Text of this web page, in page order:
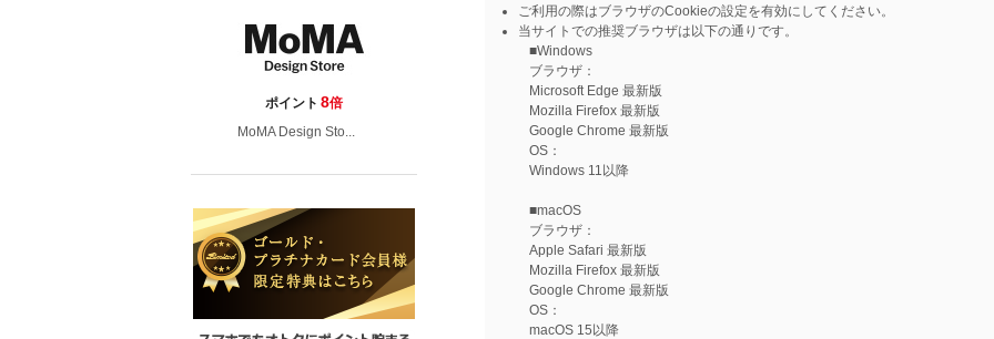
ポイント 8倍
MoMA Design Sto...
ご利用の際はブラウザのCookieの設定を有効にしてください。
当サイトでの推奨ブラウザは以下の通りです。
■Windows
ブラウザ：
Microsoft Edge 最新版
Mozilla Firefox 最新版
Google Chrome 最新版
OS：
Windows 11以降
■macOS
ブラウザ：
Apple Safari 最新版
Mozilla Firefox 最新版
Google Chrome 最新版
OS：
macOS 15以降